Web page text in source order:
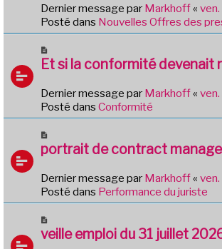
u
m
e
s
g
e
Dernier message par Markhoff«
Posté dans Nouvelles Offres des
o
v
e
a
m
e
s
a
Et si la conformité devenait
Dernier message par Markhoff«
Posté dans Conformité
o
v
e
a
m
e
portrait de contract
Dernier message par Markhoff«
Posté dans Performance du juriste
o
veille emploi du 31 juillet